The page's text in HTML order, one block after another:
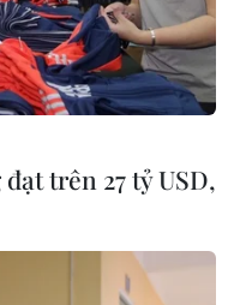
tại đã chứng minh
trò tiên phong, đi
ý nghĩa của giới
trên 27 tỷ USD,